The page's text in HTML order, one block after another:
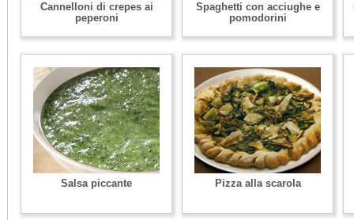
Cannelloni di crepes ai
peperoni
Spaghetti con acciughe e
pomodorini
Salsa piccante Pizza alla scarola